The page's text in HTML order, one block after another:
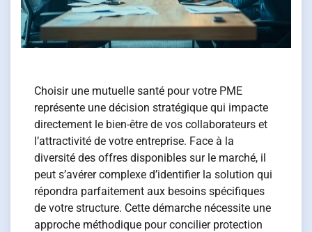
Choisir une mutuelle santé pour votre PME
représente une décision stratégique qui impacte
directement le bien-être de vos collaborateurs et
l’attractivité de votre entreprise. Face à la
diversité des offres disponibles sur le marché, il
peut s’avérer complexe d’identifier la solution qui
répondra parfaitement aux besoins spécifiques
de votre structure. Cette démarche nécessite une
approche méthodique pour concilier protection